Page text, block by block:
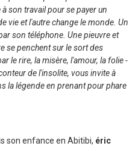
son travail pour se payer un
vie et l'autre change le monde. Un
son téléphone. Une pieuvre et
se penchent sur le sort des
le rire, la misère, l'amour, la folie -
de l'insolite, vous invite à
la légende en prenant pour phare
son enfance en Abitibi, éric